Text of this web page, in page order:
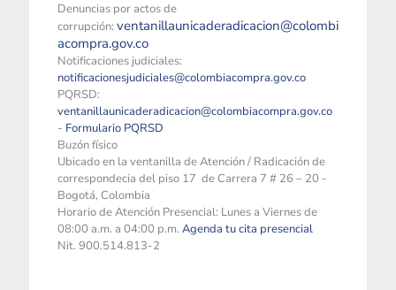
Denuncias por actos de
corrupción: ventanillaunicaderadicacion@colombi
acompra.gov.co
Notificaciones judiciales:
notificacionesjudiciales@colombiacompra.gov.co
PQRSD:
ventanillaunicaderadicacion@colombiacompra.gov.co
- Formulario PQRSD
Buzón físico
Ubicado en la ventanilla de Atención / Radicación de
correspondecia del piso 17 de Carrera 7 # 26 – 20 -
Bogotá, Colombia
Horario de Atención Presencial: Lunes a Viernes de
08:00 a.m. a 04:00 p.m. Agenda tu cita presencial
Nit. 900.514.813-2